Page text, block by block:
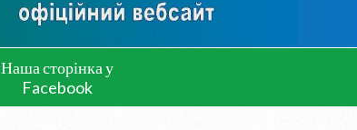
Наша сторінка у
Facebook